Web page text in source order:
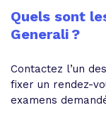
Quels sont
Generali ?
Contactez l’un
fixer un rendez-
examens